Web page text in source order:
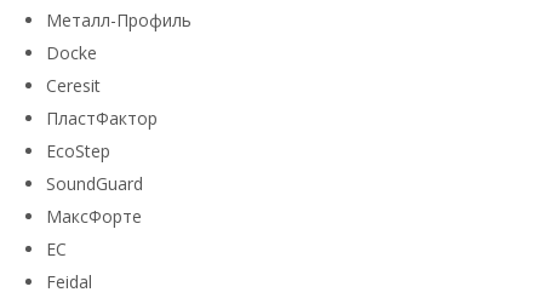
Металл-Профиль
Docke
Ceresit
ПластФактор
EcoStep
SoundGuard
МаксФорте
ЕС
Feidal